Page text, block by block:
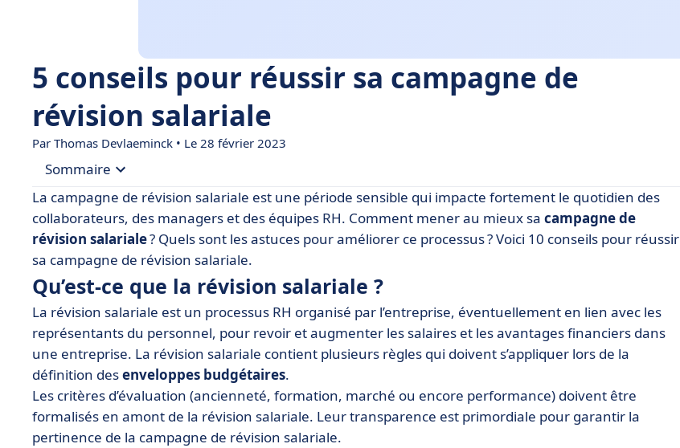
5 conseils pour réussir sa campagne de
révision salariale
Par Thomas Devlaeminck • Le 28 février 2023
Sommaire
• Qu’est-ce que la révision salariale ?
• Comment préparer sa campagne de révision salariale ?
• Quels sont les risques dans la révision salariale ?
• 5 conseils pour optimiser la révision salariale
• Quelles sont les fonctionnalités d’un logiciel de suivi des révisions salariales ?
• Les avantages de la digitalisation du processus
La campagne de révision salariale est une période sensible qui impacte fortement le quotidien des
collaborateurs, des managers et des équipes RH. Comment mener au mieux sa campagne de
révision salariale? Quels sont les astuces pour améliorer ce processus ? Voici 10 conseils pour réussir
sa campagne de révision salariale.
Qu’est-ce que la révision salariale ?
La révision salariale est un processus RH organisé par l’entreprise, éventuellement en lien avec les
représentants du personnel, pour revoir et augmenter les salaires et les avantages financiers dans
une entreprise. La révision salariale contient plusieurs règles qui doivent s’appliquer lors de la
définition desenveloppes budgétaires.
Les critères d’évaluation (ancienneté, formation, marché ou encore performance) doivent être
formalisés en amont de la révision salariale. Leur transparence est primordiale pour garantir la
pertinence de la campagne de révision salariale.